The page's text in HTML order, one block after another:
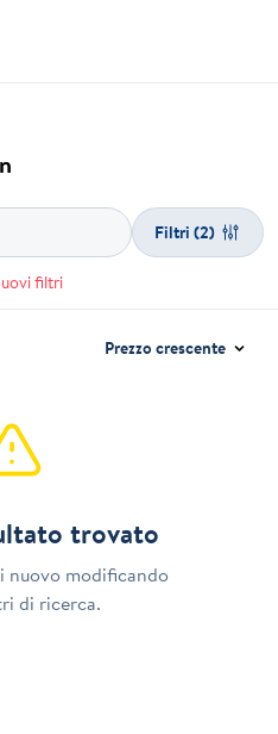
Filtri (2)
filtri
Prezzo crescente
trovato
nuovo modificando
di ricerca.